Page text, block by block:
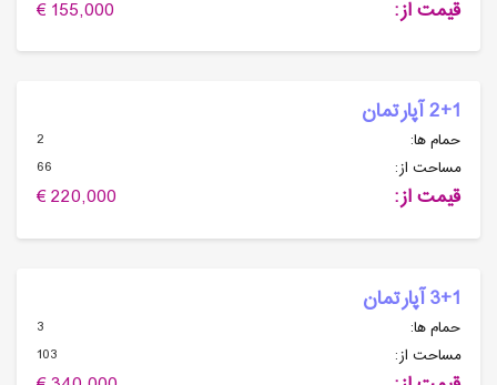
قیمت از: 155,000 €
2+1 آپارتمان
حمام ها:
2
مساحت از:
66
قیمت از: 220,000 €
3+1 آپارتمان
حمام ها:
3
مساحت از:
103